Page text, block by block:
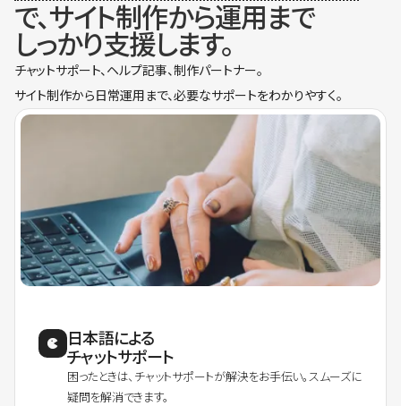
で、サイト制作から運用まで
しっかり支援します。
チャットサポート、ヘルプ記事、制作パートナー。
サイト制作から日常運用まで、必要なサポートをわかりやすく。
日本語による
チャットサポート
困ったときは、チャットサポートが解決をお手伝い。スムーズに
疑問を解消できます。